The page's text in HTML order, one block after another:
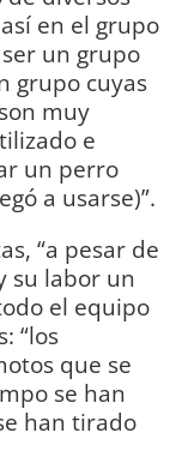
en el grupo
un grupo
grupo cuyas
muy
e
un perro
a usarse)”.
“a pesar de
su labor un
el equipo
“los
que se
se han
han tirado